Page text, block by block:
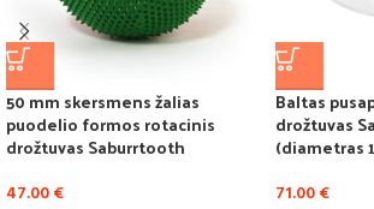
50 mm skersmens žalias
puodelio formos rotacinis
drožtuvas Saburrtooth
47.00€
Baltas
drožtuvas
(diametras
71.00€